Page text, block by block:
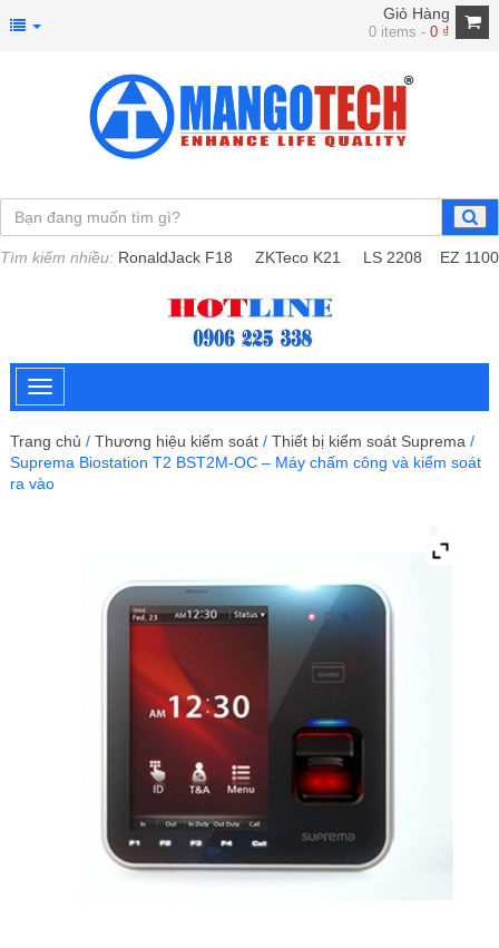
Giỏ Hàng
0 items -0 ₫
Tìm kiếm nhiều: RonaldJack F18 ZKTeco K21 LS 2208 EZ 1100
Trang chủ / Thương hiệu kiểm soát / Thiết bị kiểm soát Suprema /
Suprema Biostation T2 BST2M-OC – Máy chấm công và kiểm soát
ra vào